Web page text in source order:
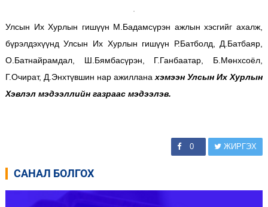
Улсын Их Хурлын гишүүн М.Бадамсүрэн ажлын хэсгийг ахалж,
бүрэлдэхүүнд Улсын Их Хурлын гишүүн Р.Батболд, Д.Батбаяр,
О.Батнайрамдал, Ш.Бямбасүрэн, Г.Ганбаатар, Б.Мөнхсоёл,
Г.Очират, Д.Энхтүвшин нар ажилланахэмээн Улсын Их Хурлын
Хэвлэл мэдээллийн газраас мэдээлэв.
0 ЖИРГЭХ
САНАЛ БОЛГОХ